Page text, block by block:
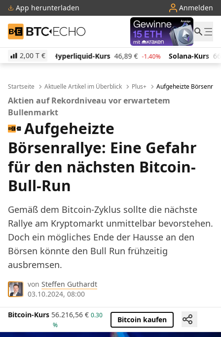
App herunterladen Anmelden
BTC-ECHO
2,00 T €
Kurs 46,89 € -1.40% Solana-Kurs 66,26 € 1.10% TRON-
Startseite Aktuelle Artikel im Überblick Plus+ Aufgeheizte
Aktien auf Rekordniveau vor erwartetem
Bullenmarkt
Aufgeheizte
Börsenrallye: Eine Gefahr
für den nächsten Bitcoin-
Bull-Run
Gemäß dem Bitcoin-Zyklus sollte die nächste
Rallye am Kryptomarkt unmittelbar bevorstehen.
Doch ein mögliches Ende der Hausse an den
Börsen könnte den Bull Run frühzeitig
ausbremsen.
von Steffen Guthardt
03.10.2024, 08:00
Bitcoin-Kurs 56.216,56 € 0.30
%
Bitcoin kaufen